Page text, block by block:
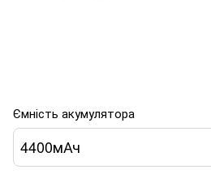
Ємність акумулятора
4400мАч